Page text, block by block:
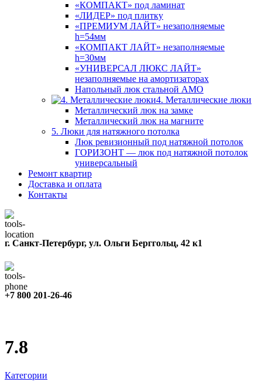
«КОМПАКТ» под ламинат
«ЛИДЕР» под плитку
«ПРЕМИУМ ЛАЙТ» незаполняемые
h=54мм
«КОМПАКТ ЛАЙТ» незаполняемые
h=30мм
«УНИВЕРСАЛ ЛЮКС ЛАЙТ»
незаполняемые на амортизаторах
Напольный люк стальной АМО
4. Металлические люки
Металлический люк на замке
Металлический люк на магните
5. Люки для натяжного потолка
Люк ревизионный под натяжной потолок
ГОРИЗОНТ — люк под натяжной потолок
универсальный
Ремонт квартир
Доставка и оплата
Контакты
г. Санкт-Петербург, ул. Ольги Берггольц, 42 к1
+7 800 201-26-46
7.8
Категории